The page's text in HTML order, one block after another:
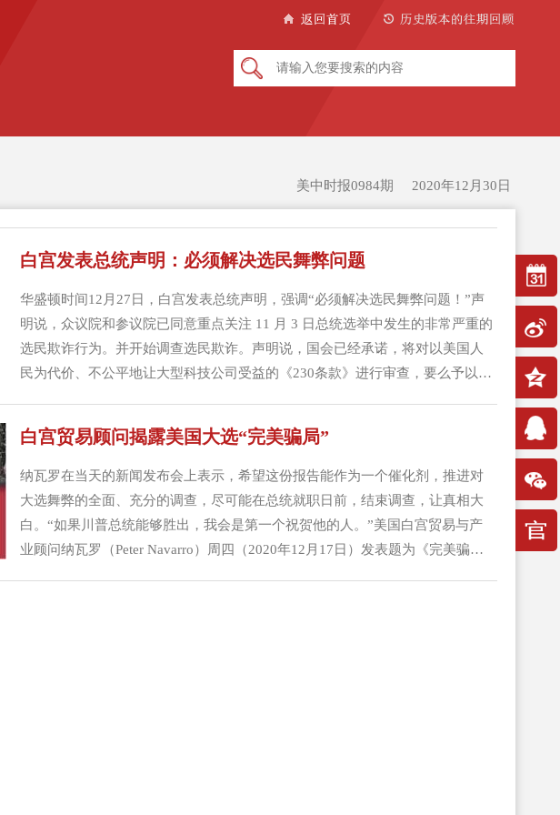
美中时报0984期 2020年12月30日
白宫发表总统声明：必须解决选民舞弊问题
华盛顿时间12月27日，白宫发表总统声明，强调“必须解决选民舞弊问题！”声
明说，众议院和参议院已同意重点关注 11 月 3 日总统选举中发生的非常严重的
选民欺诈行为。并开始调查选民欺诈。声明说，国会已经承诺，将对以美国人
民为代价、不公平地让大型科技公司受益的《230条款》进行审查，要么予以终
而战！”...
白宫贸易顾问揭露美国大选“完美骗局”
纳瓦罗在当天的新闻发布会上表示，希望这份报告能作为一个催化剂，推进对
大选舞弊的全面、充分的调查，尽可能在总统就职日前，结束调查，让真相大
白。“如果川普总统能够胜出，我会是第一个祝贺他的人。”美国白宫贸易与产
业顾问纳瓦罗（Peter Navarro）周四（2020年12月17日）发表题为《完美骗